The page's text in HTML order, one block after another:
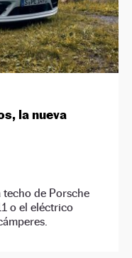
la nueva
techo de Porsche
o el eléctrico